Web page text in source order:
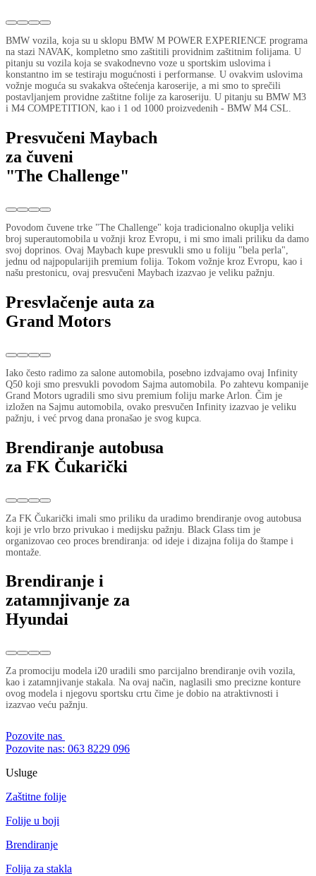
BMW vozila, koja su u sklopu BMW M POWER EXPERIENCE programa
na stazi NAVAK, kompletno smo zaštitili providnim zaštitnim folijama. U
pitanju su vozila koja se svakodnevno voze u sportskim uslovima i
konstantno im se testiraju mogućnosti i performanse. U ovakvim uslovima
vožnje moguća su svakakva oštećenja karoserije, a mi smo to sprečili
postavljanjem providne zaštitne folije za karoseriju. U pitanju su BMW M3
i M4 COMPETITION, kao i 1 od 1000 proizvedenih - BMW M4 CSL.
Presvučeni Maybach
za čuveni
"The Challenge"
Povodom čuvene trke "The Challenge" koja tradicionalno okuplja veliki
broj superautomobila u vožnji kroz Evropu, i mi smo imali priliku da damo
svoj doprinos. Ovaj Maybach kupe presvukli smo u foliju "bela perla",
jednu od najpopularijih premium folija. Tokom vožnje kroz Evropu, kao i
našu prestonicu, ovaj presvučeni Maybach izazvao je veliku pažnju.
Presvlačenje auta za
Grand Motors
Iako često radimo za salone automobila, posebno izdvajamo ovaj Infinity
Q50 koji smo presvukli povodom Sajma automobila. Po zahtevu kompanije
Grand Motors ugradili smo sivu premium foliju marke Arlon. Čim je
izložen na Sajmu automobila, ovako presvučen Infinity izazvao je veliku
pažnju, i već prvog dana pronašao je svog kupca.
Brendiranje autobusa
za FK Čukarički
Za FK Čukarički imali smo priliku da uradimo brendiranje ovog autobusa
koji je vrlo brzo privukao i medijsku pažnju. Black Glass tim je
organizovao ceo proces brendiranja: od ideje i dizajna folija do štampe i
montaže.
Brendiranje i
zatamnjivanje za
Hyundai
Za promociju modela i20 uradili smo parcijalno brendiranje ovih vozila,
kao i zatamnjivanje stakala. Na ovaj način, naglasili smo precizne konture
ovog modela i njegovu sportsku crtu čime je dobio na atraktivnosti i
izazvao veću pažnju.
Pozovite nas
Pozovite nas: 063 8229 096
Usluge
Zaštitne folije
Folije u boji
Brendiranje
Folija za stakla